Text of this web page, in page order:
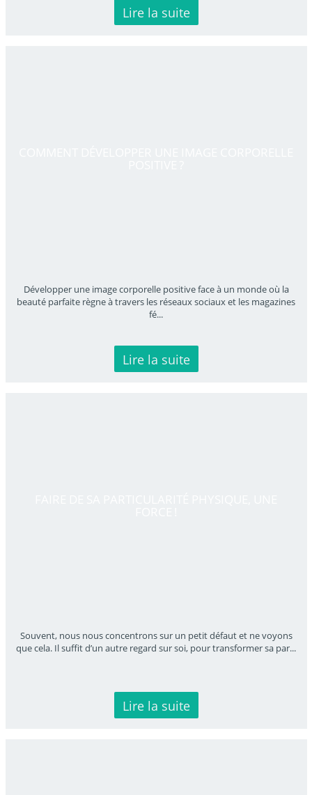
Lire la suite
Développer une image corporelle positive face à un monde où la
beauté parfaite règne à travers les réseaux sociaux et les magazines
fé...
Lire la suite
Souvent, nous nous concentrons sur un petit défaut et ne voyons
que cela. Il suffit d’un autre regard sur soi, pour transformer sa par...
Lire la suite